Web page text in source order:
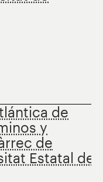
de
y
de
Estatal de